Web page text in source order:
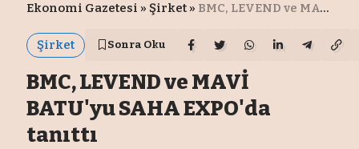
Ekonomi Gazetesi » Şirket » BMC, LEVEND ve MAVİ BATU'yu SAHA EXPO'da tanıttı
Şirket Sonra Oku
BMC, LEVEND ve MAVİ
BATU'yu SAHA EXPO'da
tanıttı